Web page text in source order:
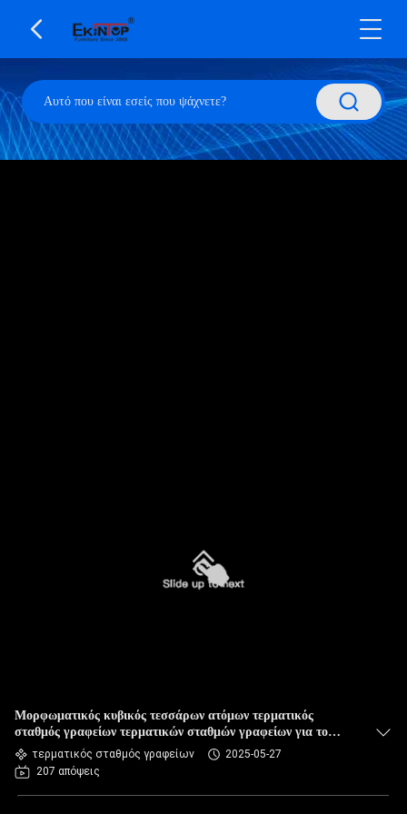
Μορφωματικός κυβικός τεσσάρων ατόμων τερματικός
σταθμός γραφείων τερματικών σταθμών γραφείων για το
γραφείο
τερματικός σταθμός γραφείων
2025-05-27
207 απόψεις